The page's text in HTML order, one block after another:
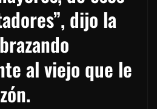
dijo la
al viejo que le